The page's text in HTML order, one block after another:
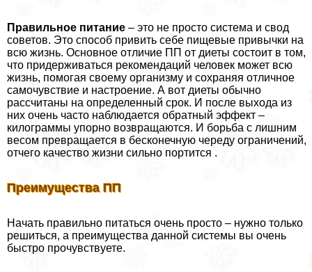
Правильное питание – это не просто система и свод
советов. Это способ привить себе пищевые привычки на
всю жизнь. Основное отличие ПП от диеты состоит в том,
что придерживаться рекомендаций человек может всю
жизнь, помогая своему организму и сохраняя отличное
самочувствие и настроение. А вот диеты обычно
рассчитаны на определенный срок. И после выхода из
них очень часто наблюдается обратный эффект –
килограммы упopно возвращаются. И борьба с лишним
весом превращается в бесконечную череду ограничений,
отчего качество жизни сильно портится .
Преимущества ПП
Начать правильно питаться очень просто – нужно только
решиться, а преимущества данной системы вы очень
быстро прочувствуете.